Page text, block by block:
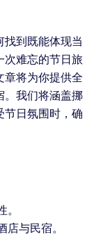
到既能体现当
次难忘的节日旅
章将为你提供全
。我们将涵盖挪
节日氛围时，确
与民宿。